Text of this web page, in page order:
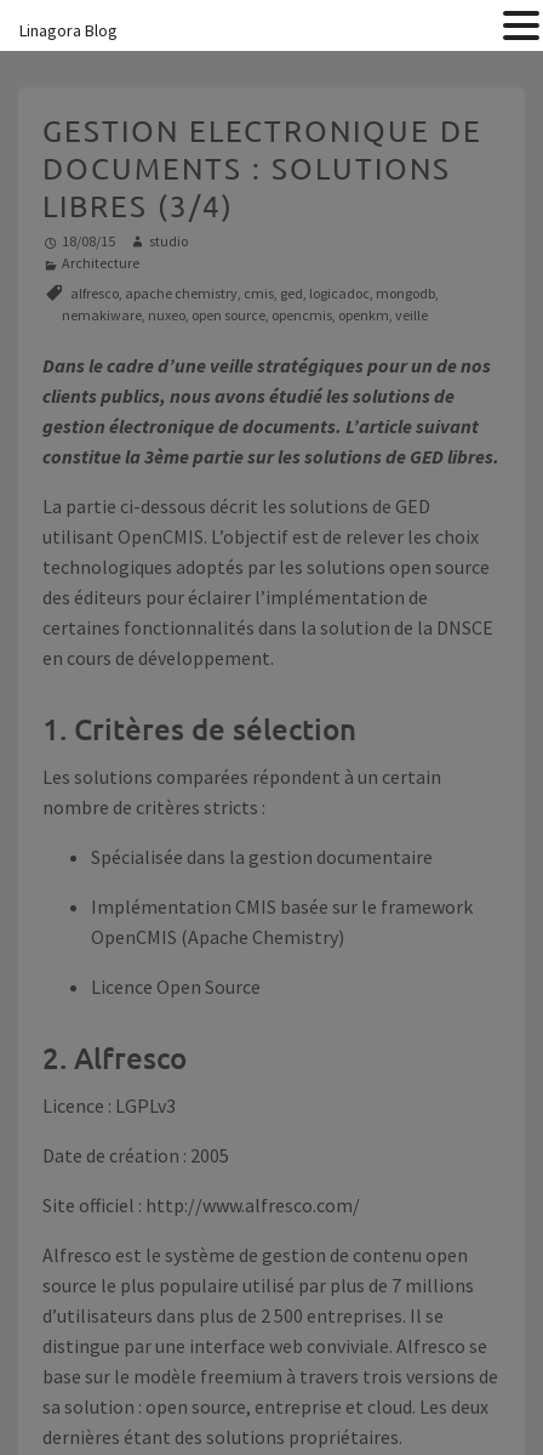
GESTION ELECTRONIQUE DE
DOCUMENTS : SOLUTIONS
LIBRES (3/4)
18/08/15
studio
Architecture
alfresco, apache chemistry, cmis, ged, logicadoc, mongodb,
nemakiware, nuxeo, open source, opencmis, openkm, veille
Dans le cadre d’une veille stratégiques pour un de nos
clients publics, nous avons étudié les solutions de
gestion électronique de documents. L’article suivant
constitue la 3ème partie sur les solutions de GED libres.
La partie ci-dessous décrit les solutions de GED
utilisant OpenCMIS. L’objectif est de relever les choix
technologiques adoptés par les solutions open source
des éditeurs pour éclairer l’implémentation de
certaines fonctionnalités dans la solution de la DNSCE
en cours de développement.
1. Critères de sélection
Les solutions comparées répondent à un certain
nombre de critères stricts :
Spécialisée dans la gestion documentaire
Implémentation CMIS basée sur le framework
OpenCMIS (Apache Chemistry)
Licence Open Source
2. Alfresco
Licence : LGPLv3
Date de création : 2005
Site officiel : http://www.alfresco.com/
Alfresco est le système de gestion de contenu open
source le plus populaire utilisé par plus de 7 millions
d’utilisateurs dans plus de 2 500 entreprises. Il se
distingue par une interface web conviviale. Alfresco se
base sur le modèle freemium à travers trois versions de
sa solution : open source, entreprise et cloud. Les deux
dernières étant des solutions propriétaires.
Linagora Blog